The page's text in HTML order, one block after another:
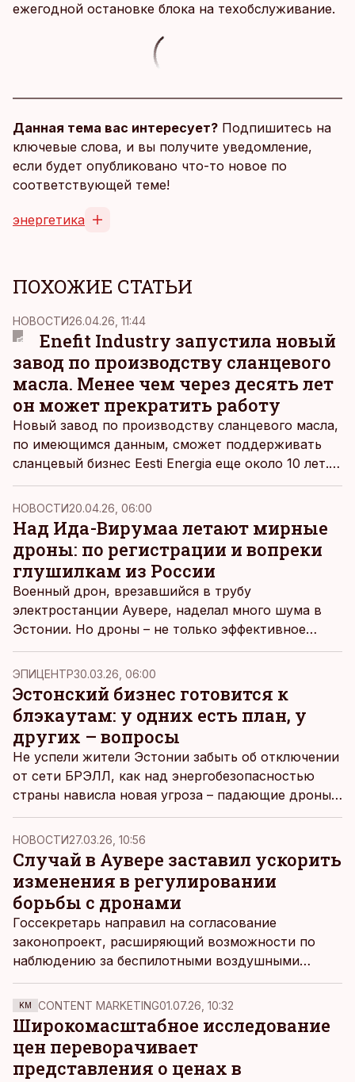
ежегодной остановке блока на техобслуживание.
Данная тема вас интересует? Подпишитесь на
ключевые слова, и вы получите уведомление,
если будет опубликовано что-то новое по
соответствующей теме!
энергетика
ПОХОЖИЕ СТАТЬИ
НОВОСТИ26.04.26, 11:44
Enefit Industry запустила новый
завод по производству сланцевого
масла. Менее чем через десять лет
он может прекратить работу
Новый завод по производству сланцевого масла,
по имеющимся данным, сможет поддерживать
сланцевый бизнес Eesti Energia еще около 10 лет.
Компания изучает, за счет чего зарабатывать
выручку, когда бесплатные квоты и
экономический смысл использования сланца
иссякнут.
НОВОСТИ20.04.26, 06:00
Над Ида-Вирумаа летают мирные
дроны: по регистрации и вопреки
глушилкам из России
Военный дрон, врезавшийся в трубу
электростанции Аувере, наделал много шума в
Эстонии. Но дроны – не только эффективное
оружие, но еще и перспективное направление в
гражданской экономике. Их используют в мирных
целях даже в Ида-Вирумаа – в самом неудобном
для дронов месте.
ЭПИЦЕНТР30.03.26, 06:00
Эстонский бизнес готовится к
блэкаутам: у одних есть план, у
других – вопросы
Не успели жители Эстонии забыть об отключении
от сети БРЭЛЛ, как над энергобезопасностью
страны нависла новая угроза – падающие дроны.
ДВ опросили местных предпринимателей, готовы
ли они к риску блэкаутов.
НОВОСТИ27.03.26, 10:56
Случай в Аувере заставил ускорить
изменения в регулировании
борьбы с дронами
Госсекретарь направил на согласование
законопроект, расширяющий возможности по
наблюдению за беспилотными воздушными
судами и противодействию им в мирное время.
KM CONTENT MARKETING01.07.26, 10:32
Широкомасштабное исследование
цен переворачивает
представления о ценах в